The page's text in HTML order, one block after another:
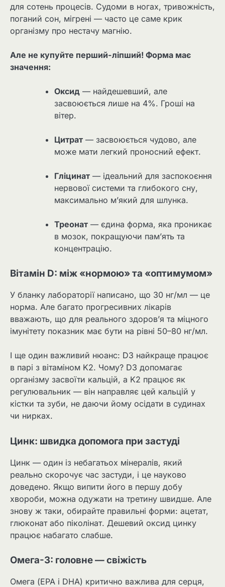
для сотень процесів. Судоми в ногах, тривожність,
поганий сон, мігрені — часто це саме крик
організму про нестачу магнію.
Але не купуйте перший-ліпший! Форма має
значення:
Оксид — найдешевший, але
засвоюється лише на 4%. Гроші на
вітер.
Цитрат — засвоюється чудово, але
може мати легкий проносний ефект.
Гліцинат — ідеальний для заспокоєння
нервової системи та глибокого сну,
максимально м’який для шлунка.
Треонат — єдина форма, яка проникає
в мозок, покращуючи пам’ять та
концентрацію.
Вітамін D: між «нормою» та «оптимумом»
У бланку лабораторії написано, що 30 нг/мл — це
норма. Але багато прогресивних лікарів
вважають, що для реального здоров’я та міцного
імунітету показник має бути на рівні 50–80 нг/мл.
І ще один важливий нюанс: D3 найкраще працює
в парі з вітаміном K2. Чому? D3 допомагає
організму засвоїти кальцій, а K2 працює як
регулювальник — він направляє цей кальцій у
кістки та зуби, не даючи йому осідати в судинах
чи нирках.
Цинк: швидка допомога при застуді
Цинк — один із небагатьох мінералів, який
реально скорочує час застуди, і це науково
доведено. Якщо випити його в першу добу
хвороби, можна одужати на третину швидше. Але
знову ж таки, обирайте правильні форми: ацетат,
глюконат або піколінат. Дешевий оксид цинку
працює набагато слабше.
Омега-3: головне — свіжість
Омега (EPA і DHA) критично важлива для серця,